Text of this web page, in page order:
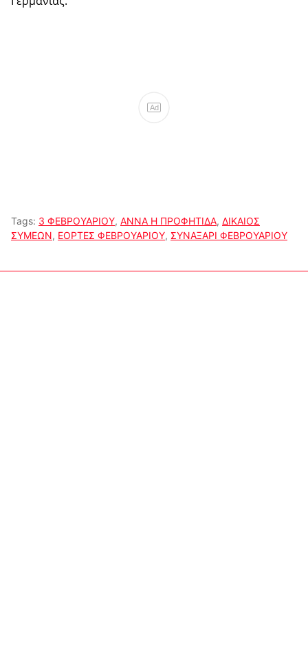
Ad
Tags: 3 ΦΕΒΡΟΥΑΡΙΟΥ, ΑΝΝΑ Η ΠΡΟΦΗΤΙΔΑ, ΔΙΚΑΙΟΣ
ΣΥΜΕΩΝ, ΕΟΡΤΕΣ ΦΕΒΡΟΥΑΡΙΟΥ, ΣΥΝΑΞΑΡΙ ΦΕΒΡΟΥΑΡΙΟΥ